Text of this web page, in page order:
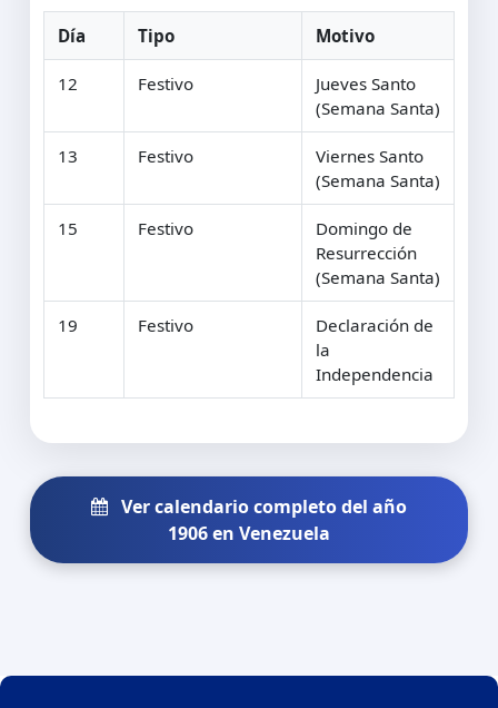
Día Tipo Motivo
12 Festivo
Jueves Santo
(Semana Santa)
13 Festivo
Viernes Santo
(Semana Santa)
15 Festivo
Domingo de
Resurrección
(Semana Santa)
19 Festivo
Declaración de
la
Independencia
Ver calendario completo del año
1906 en Venezuela